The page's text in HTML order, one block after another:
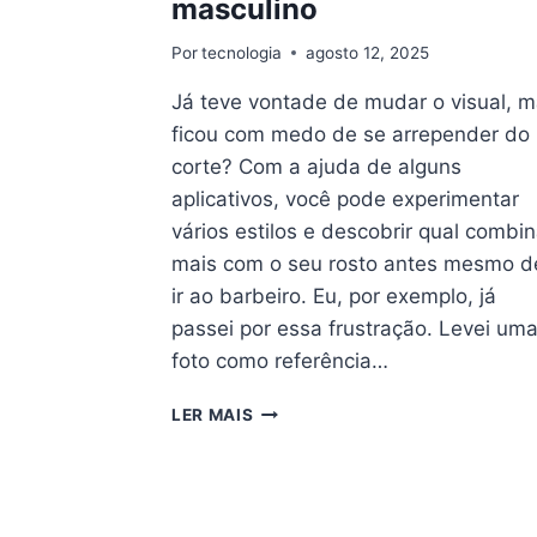
masculino
Por tecnologia agosto 12, 2025
Já teve vontade de mudar o visual,
ficou com medo de se arrepender do
corte? Com a ajuda de alguns
aplicativos, você pode experimentar
vários estilos e descobrir qual
mais com o seu rosto antes mesmo
ir ao barbeiro. Eu, por exemplo, já
passei por essa frustração. Levei uma
foto como referência…
LER MAIS EXPERIMENTE